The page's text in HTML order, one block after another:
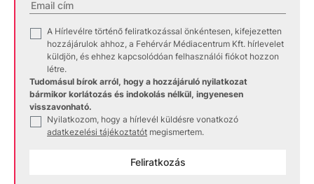
A Hírlevélre történő feliratkozással önkéntesen, kifejezetten
hozzájárulok ahhoz, a Fehérvár Médiacentrum Kft. hírlevelet
küldjön, és ehhez kapcsolódóan felhasználói fiókot hozzon
létre.
Tudomásul bírok arról, hogy a hozzájáruló nyilatkozat
bármikor korlátozás és indokolás nélkül, ingyenesen
visszavonható.
Nyilatkozom, hogy a hírlevél küldésre vonatkozó
adatkezelési tájékoztatót megismertem.
Feliratkozás